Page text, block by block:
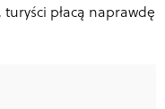
płacą naprawdę